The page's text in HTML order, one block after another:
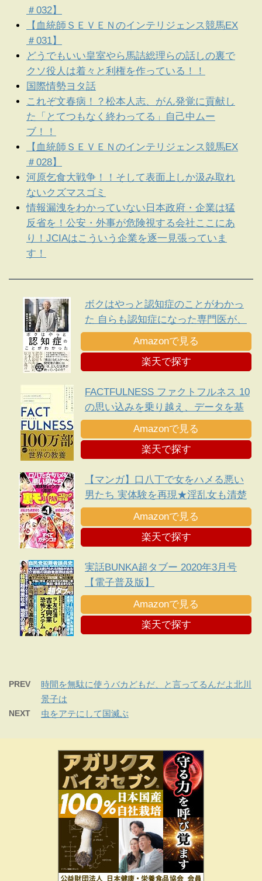
＃032】
【血統師ＳＥＶＥＮのインテリジェンス競馬EX
＃031】
どうでもいい皇室やら馬詰総理らの話しの裏で
クソ役人は着々と利権を作っている！！
国際情勢ヨタ話
これぞ文春病！？松本人志、がん発覚に貢献し
た「とてつもなく終わってる」自己中ムー
ブ！！
【血統師ＳＥＶＥＮのインテリジェンス競馬EX
＃028】
河原乞食大戦争！！そして表面上しか汲み取れ
ないクズマスゴミ
情報漏洩をわかっていない日本政府・企業は猛
反省を！公安・外事が危険視する会社ここにあ
り！JCIAはこういう企業を逐一見張っていま
す！
ボクはやっと認知症のことがわかっ
た 自らも認知症になった専門医が、
日本人に伝えたい遺言
Amazonで見る
楽天で探す
FACTFULNESS ファクトフルネス 10
の思い込みを乗り越え、データを基
に世界を正しく見る習慣
Amazonで見る
楽天で探す
【マンガ】口八丁で女をハメる悪い
男たち 実体験を再現★淫乱女も清楚
系も結局抱かれる・・★平日イオン
のフードコートでヤンママたちがナ
ンパ待ちしている★裏モノＪＡＰＡ
Amazonで見る
楽天で探す
実話BUNKA超タブー 2020年3月号
【電子普及版】
Amazonで見る
楽天で探す
PREV
時間を無駄に使うバカどもだ、と言ってるんだよ北川
景子は
NEXT 虫をアテにして国滅ぶ